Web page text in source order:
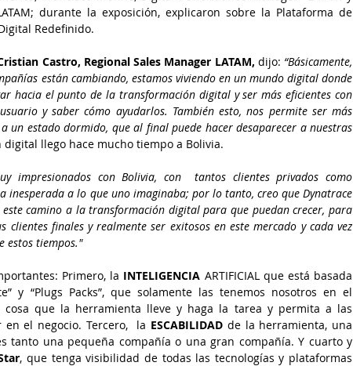
durante la exposición, explicaron sobre la Plataforma de
Redefinido.
Castro, Regional Sales Manager LATAM, dijo: “Básicamente,
están cambiando, estamos viviendo en un mundo digital donde
hacia el punto de la transformación digital y ser más eficientes con
y saber cómo ayudarlos. También esto, nos permite ser más
un estado dormido, que al final puede hacer desaparecer a nuestras
llego hace mucho tiempo a Bolivia.
impresionados con Bolivia, con  tantos clientes privados como
inesperada a lo que uno imaginaba; por lo tanto, creo que Dynatrace
camino a la transformación digital para que puedan crecer, para
clientes finales y realmente ser exitosos en este mercado y cada vez
estos tiempos."
Primero, la INTELIGENCIA ARTIFICIAL que está basada
y “Plugs Packs”, que solamente las tenemos nosotros en el
cosa que la herramienta lleve y haga la tarea y permita a las
el negocio. Tercero,  la ESCABILIDAD de la herramienta, una
tanto una pequeña compañía o una gran compañía. Y cuarto y
, que tenga visibilidad de todas las tecnologías y plataformas